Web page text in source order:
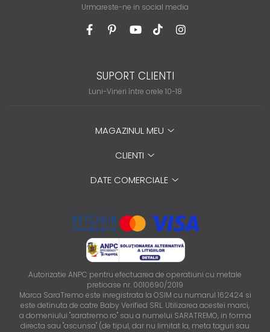
Urmareste-ne in social media
SUPORT CLIENTI
Luni-Vineri între orele 10-18
MAGAZINUL MEU
CLIENTI
DATE COMERCIALE
Autorizatie ANPC pentru efectuarea de operatiuni cu metale
pretioase nr. 0010690/2019
Marca SaraTremo este inregistrata la OSIM cu numarul 162424 si
este detinuta de catre Baby Verified SRL. Utilizarea acestei marci,
a domeniului "saratremo.ro" sau a numelui SARATREMO, in forma
directa sau "ascunsa" (de tipul, dar nu limitat la, meta taguri sau